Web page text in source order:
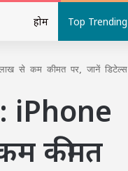
होम Top Trending
से कम कीमत पर, जानें डिटेल्स
iPhone
कीमत